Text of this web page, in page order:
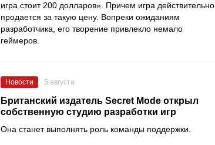
игра стоит 200 долларов». Причем игра действительно
продается за такую цену. Вопреки ожиданиям
разработчика, его творение привлекло немало
геймеров.
Новости 5 августа
Британский издатель Secret Mode открыл
собственную студию разработки игр
Она станет выполнять роль команды поддержки.